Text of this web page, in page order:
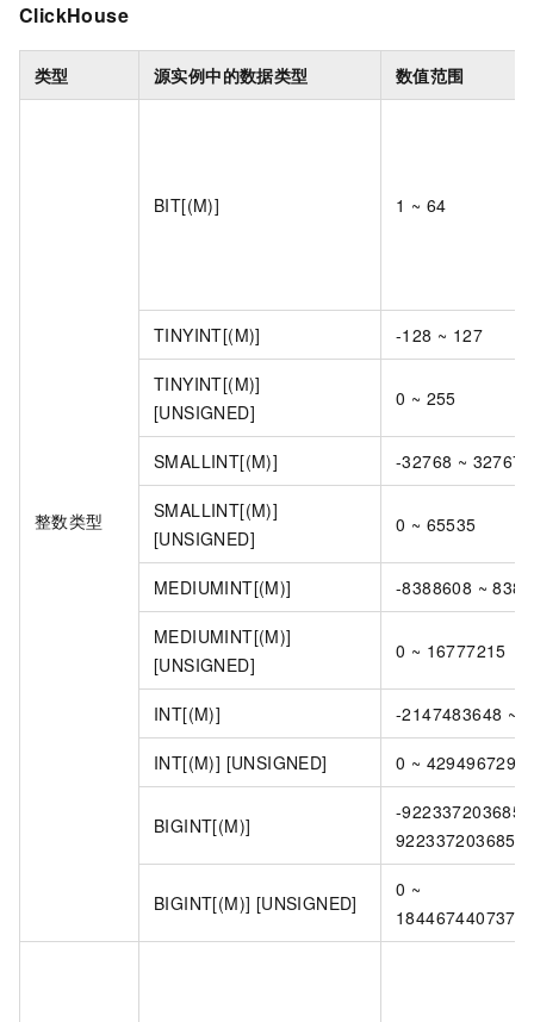
ClickHouse
类型 源实例中的数据类型 数值范围
整数类型
BIT[(M)] 1 ~ 64
TINYINT[(M)] -128 ~ 127
TINYINT[(M)]
[UNSIGNED]
0 ~ 255
SMALLINT[(M)] -32768 ~ 32767
SMALLINT[(M)]
[UNSIGNED]
0 ~ 65535
MEDIUMINT[(M)] -8388608 ~
MEDIUMINT[(M)]
[UNSIGNED]
0 ~ 16777215
INT[(M)] -2147483648 ~
INT[(M)] [UNSIGNED] 0 ~ 4294967295
BIGINT[(M)]
-
BIGINT[(M)] [UNSIGNED]
0 ~